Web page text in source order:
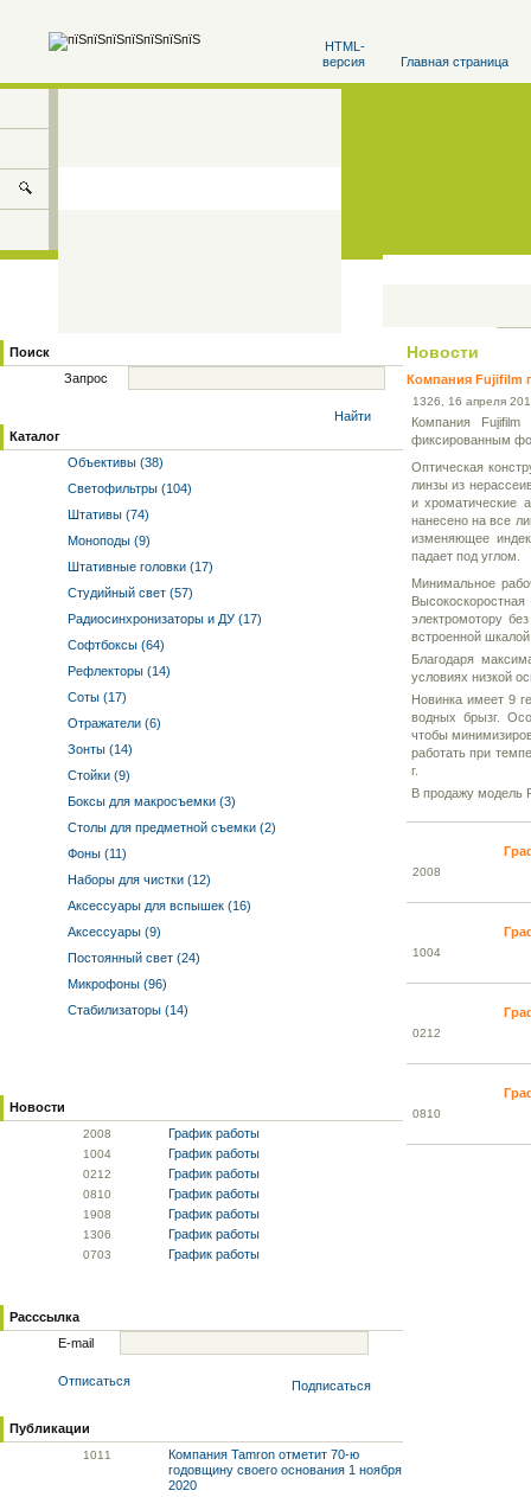
HTML-
версия
Главная страница
Поиск
Запрос
Найти
Каталог
Объективы (38)
Светофильтры (104)
Штативы (74)
Моноподы (9)
Штативные головки (17)
Студийный свет (57)
Радиосинхронизаторы и ДУ (17)
Софтбоксы (64)
Рефлекторы (14)
Соты (17)
Отражатели (6)
Зонты (14)
Стойки (9)
Боксы для макросъемки (3)
Столы для предметной съемки (2)
Фоны (11)
Наборы для чистки (12)
Аксессуары для вспышек (16)
Аксессуары (9)
Постоянный свет (24)
Микрофоны (96)
Стабилизаторы (14)
Новости
2008 График работы
1004 График работы
0212 График работы
0810 График работы
1908 График работы
1306 График работы
0703 График работы
Расссылка
E-mail
Отписаться Подписаться
Публикации
1011
Компания Tamron отметит 70-ю
годовщину своего основания 1 ноября
2020
Новости
Компания Fujifilm
1326 , 16 апреля
Компания
фиксированным
Оптическая
линзы из
и хроматические
нанесено на все
изменяющее
падает под углом.
Минимальное
электромотору
встроенной
Благодаря
условиях низкой
Новинка имеет 9
водных брызг.
чтобы
работать при
г.
В продажу модель
2008
1004
0212
0810